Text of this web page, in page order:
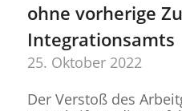
ohne vorherige
Integrationsamts
25. Oktober 2022
Der Verstoß des